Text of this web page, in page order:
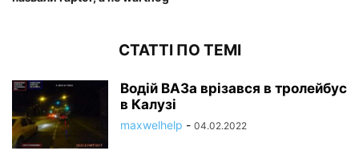
СТАТТІ ПО ТЕМІ
Водій ВАЗа врізався в тролейбус
в Калузі
maxwelhelp - 04.02.2022